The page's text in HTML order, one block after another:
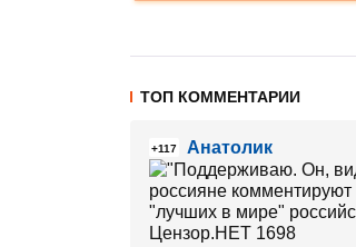
ТОП КОММЕНТАРИИ
+117 Анатолик